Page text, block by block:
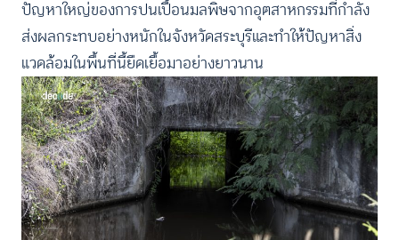
ปัญหาใหญ่ของการปนเปื้อนมลพิษจากอุตสาหกรรมที่กำลัง
ส่งผลกระทบอย่างหนักในจังหวัดสระบุรีและทำให้ปัญหาสิ่ง
แวดล้อมในพื้นที่นี้ยืดเยื้อมาอย่างยาวนาน